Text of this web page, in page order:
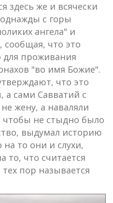
здесь же и всячески
с горы
ангела" и
сообщая, что это
для проживания
"во имя Божие".
что это
а сами Савватий с
жену, а наваляли
чтобы не стыдно было
выдумал историю
то они и слухи,
то, что считается
пор называется